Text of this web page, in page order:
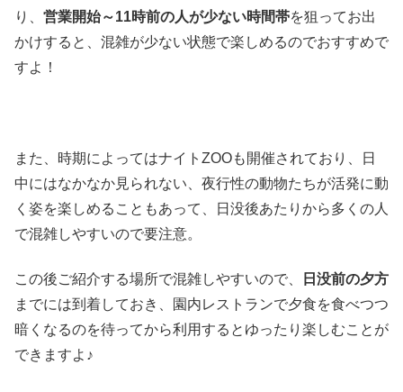
り、 営業開始～11時前の人が少ない時間帯を狙ってお出
かけすると、混雑が少ない状態で楽しめるのでおすすめで
すよ！
また、時期によってはナイトZOOも開催されており、日
中にはなかなか見られない、夜行性の動物たちが活発に動
く姿を楽しめることもあって、日没後あたりから多くの人
で混雑しやすいので要注意。
この後ご紹介する場所で混雑しやすいので、
日没前の夕方
までには到着しておき、園内レストランで夕食を食べつつ
暗くなるのを待ってから利用するとゆったり楽しむことが
できますよ♪